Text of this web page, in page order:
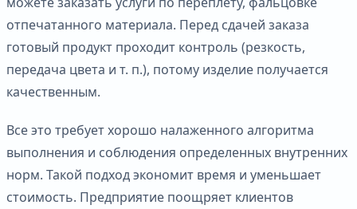
отпечатанного материала. Перед сдачей заказа
готовый продукт проходит контроль (резкость,
передача цвета и т. п.), потому изделие получается
качественным.
Все это требует хорошо налаженного алгоритма
выполнения и соблюдения определенных внутренних
норм. Такой подход экономит время и уменьшает
стоимость. Предприятие поощряет клиентов